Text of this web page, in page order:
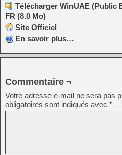
Télécharger WinUAE (Public
FR (8.0 Mo)
Site Officiel
En savoir plus…
Commentaire ¬
Votre adresse e-mail ne sera pas
obligatoires sont indiqués avec *